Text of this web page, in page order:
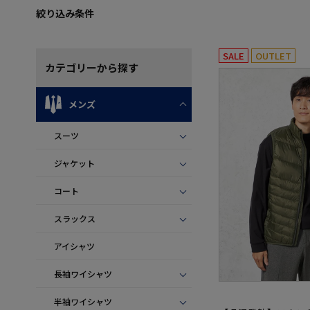
絞り込み条件
カテゴリーから探す
メンズ
スーツ
ジャケット
コート
スラックス
アイシャツ
長袖ワイシャツ
半袖ワイシャツ
SALE OUTLET